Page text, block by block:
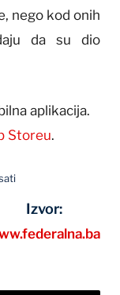
nego kod onih
da su dio
aplikacija.
Storeu.
Izvor: